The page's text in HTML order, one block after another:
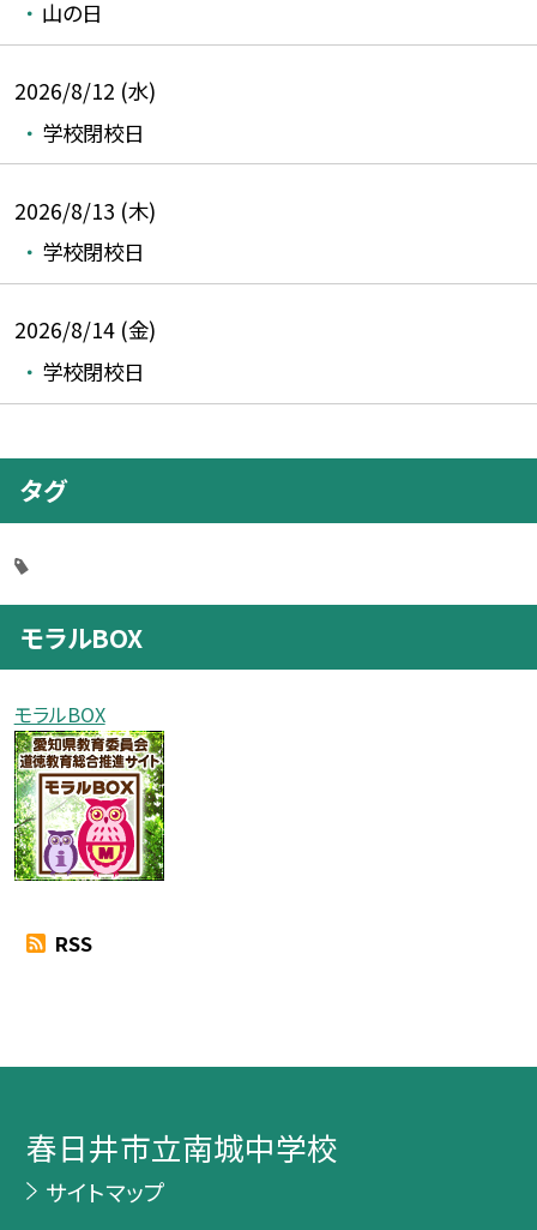
山の日
2026/8/12 (水)
学校閉校日
2026/8/13 (木)
学校閉校日
2026/8/14 (金)
学校閉校日
タグ
モラルBOX
モラルBOX
RSS
春日井市立南城中学校
サイトマップ